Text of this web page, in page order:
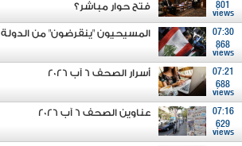
801
views
فتح حوار مباشر؟
07:30
868
views
المسيحيون "ينقرضون" من الدولة
07:21
688
views
أسرار الصحف 6 آب 2026
07:16
629
views
عناوين الصحف 6 آب 2026